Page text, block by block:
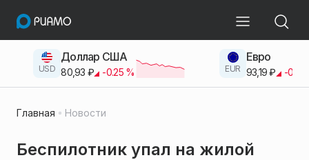
USD
Доллар США
80,93 ₽ -0.25% EUR
Евро
93,19 ₽ -0.42
Главная Новости
Беспилотник упал на жилой